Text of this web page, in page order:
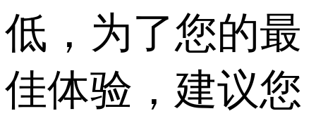
低，为了您的最
佳体验，建议您